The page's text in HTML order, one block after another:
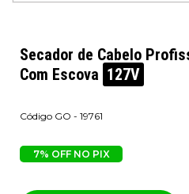
Secador de Cabelo
Com Escova 127V
GO - 19761
7% OFF NO PIX